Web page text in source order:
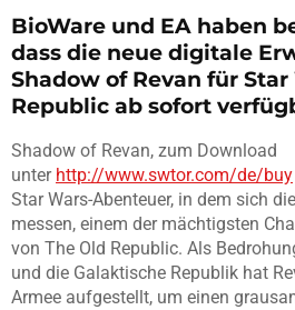
BioWare und EA haben
dass die neue digitale
Shadow of Revan für Star
Republic ab sofort
Shadow of Revan, zum Download
unter http://www.swtor.com/de/buy
Star Wars-Abenteuer, in dem sich
messen, einem der mächtigsten
von The Old Republic. Als
und die Galaktische Republik hat
Armee aufgestellt, um einen